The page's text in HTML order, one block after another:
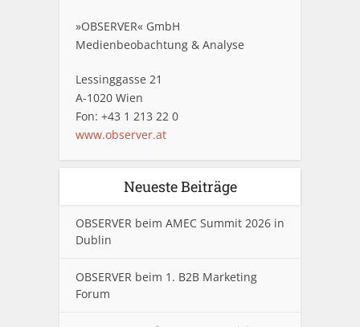
»OBSERVER« GmbH
Medienbeobachtung & Analyse
Lessinggasse 21
A-1020 Wien
Fon: +43 1 213 22 0
www.observer.at
Neueste Beiträge
OBSERVER beim AMEC Summit 2026 in
Dublin
OBSERVER beim 1. B2B Marketing
Forum